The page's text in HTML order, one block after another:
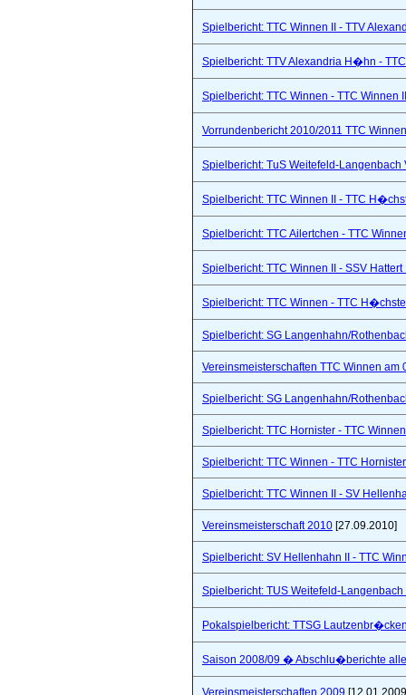
Spielbericht: TTC Winnen II - TTV
Spielbericht: TTV Alexandria H�hn -
Spielbericht: TTC Winnen - TTC Winnen
Vorrundenbericht 2010/2011 TTC
Spielbericht: TuS Weitefeld-
Spielbericht: TTC Winnen II - TTC
Spielbericht: TTC Ailertchen - TTC
Spielbericht: TTC Winnen II - SSV
Spielbericht: TTC Winnen - TTC
Spielbericht: SG Langenhahn/
Vereinsmeisterschaften TTC Winnen am
Spielbericht: SG Langenhahn/
Spielbericht: TTC Hornister - TTC
Spielbericht: TTC Winnen - TTC
Spielbericht: TTC Winnen II - SV
Vereinsmeisterschaft 2010 [27.09.2010]
Spielbericht: SV Hellenhahn II - TTC
Spielbericht: TUS Weitefeld-
Pokalspielbericht: TTSG
Saison 2008/09 � Abschlu�berichte
Vereinsmeisterschaften 2009